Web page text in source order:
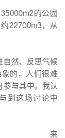
的公园
22700m3，从
自然、反思气候
的，人们很难
参与其中。我认
到这场讨论中